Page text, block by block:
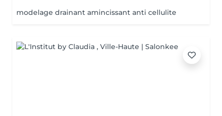
modelage drainant amincissant anti cellulite